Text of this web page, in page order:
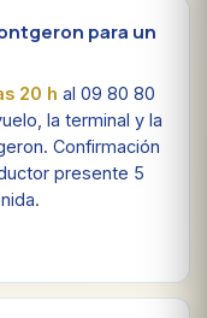
para un
20 h al 09 80 80
la terminal y la
Confirmación
presente 5